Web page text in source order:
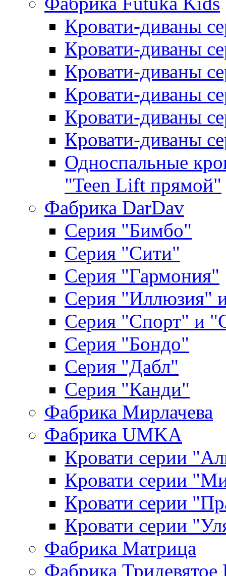
Кровати-диваны
Кровати-диваны
Кровати-диваны
Кровати-диваны
Кровати-диваны
Кровати-диваны
Односпальные
"Teen Lift прямой"
Фабрика DarDav
Серия "Бимбо"
Серия "Сити"
Серия "Гармония"
Серия "Иллюзия"
Серия "Спорт" и
Серия "Бондо"
Серия "Дабл"
Серия "Канди"
Фабрика Мирлачева
Фабрика UMKA
Кровати серии
Кровати серии
Кровати серии
Кровати серии
Фабрика Матрица
Фабрика Тридевятое